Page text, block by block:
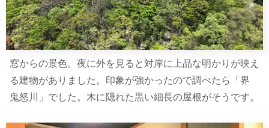
窓からの景色。夜に外を見ると対岸に上品な明かりが映え
る建物がありました。印象が強かったので調べたら「界
鬼怒川」でした。木に隠れた黒い細長の屋根がそうです。